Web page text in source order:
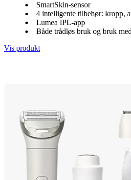
SmartSkin-sensor
4 intelligente tilbehør: kropp,
Lumea IPL-app
Både trådløs bruk og bruk
Vis produkt